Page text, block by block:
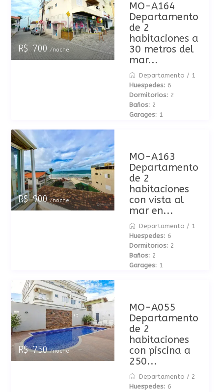
R$ 700/noche
MO-A164
Departamento
de 2
habitaciones a
30 metros del
mar...
Departamento / 1
Huespedes: 6
Dormitorios: 2
Baños: 2
Garages: 1
R$ 900/noche
MO-A163
Departamento
de 2
habitaciones
con vista al
mar en...
Departamento / 1
Huespedes: 6
Dormitorios: 2
Baños: 2
Garages: 1
R$ 750/noche
MO-A055
Departamento
de 2
habitaciones
con piscina a
250...
Departamento / 2
Huespedes: 6